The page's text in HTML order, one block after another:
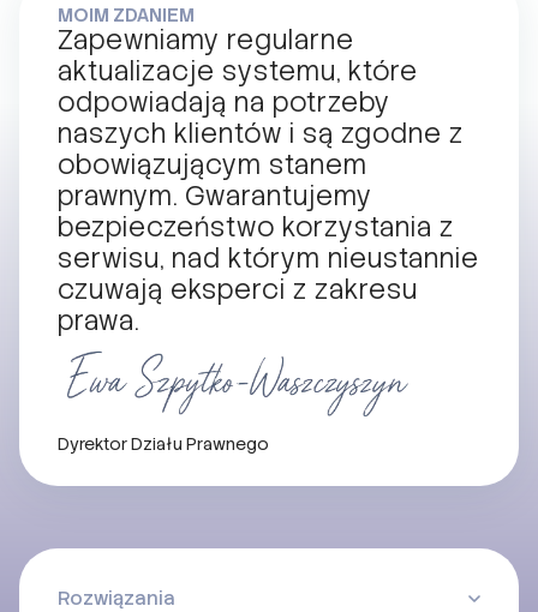
MOIM ZDANIEM
Zapewniamy regularne
aktualizacje systemu, które
odpowiadają na potrzeby
naszych klientów i są zgodne z
obowiązującym stanem
prawnym. Gwarantujemy
bezpieczeństwo korzystania z
serwisu, nad którym nieustannie
czuwają eksperci z zakresu
prawa.
Dyrektor Działu Prawnego
Rozwiązania